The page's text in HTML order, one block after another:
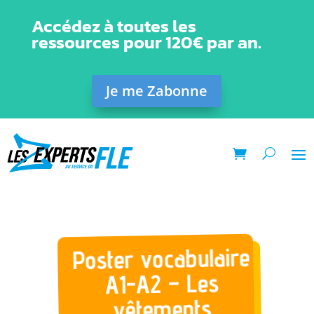
Accédez à toutes les
ressources pour 120€ par an.
Je me Zabonne
Poster vocabulaire
A1-A2 – Les